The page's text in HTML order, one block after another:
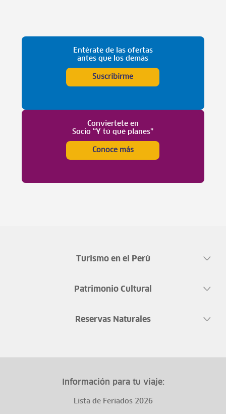
Entérate de las ofertas
antes que los demás
Suscribirme
Conviértete en
Socio “Y tú qué planes”
Conoce más
Turismo en el Perú
Patrimonio Cultural
Reservas Naturales
Información para tu viaje:
Lista de Feriados 2026